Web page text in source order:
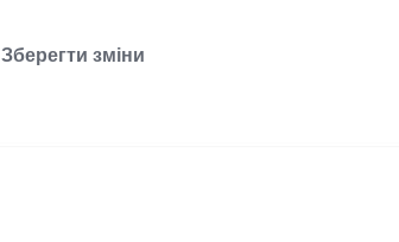
Зберегти зміни